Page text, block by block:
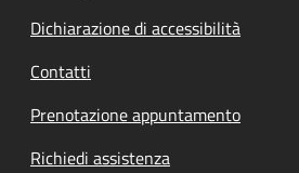
Dichiarazione di accessibilità
Contatti
Prenotazione appuntamento
Richiedi assistenza